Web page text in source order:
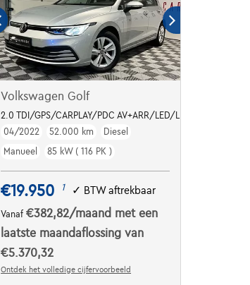
Volkswagen Golf
2.0 TDI/GPS/CARPLAY/PDC AV+ARR/LED/LED AMBIANCE
04/2022
52.000 km
Diesel
Manueel
85 kW ( 116 PK )
€19.950 1 ✓ BTW aftrekbaar
Vanaf€382,82/maand met een
laatste maandaflossing van
€5.370,32
Ontdek het volledige cijfervoorbeeld